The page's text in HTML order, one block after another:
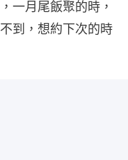
一月尾飯聚的時，
到，想約下次的時